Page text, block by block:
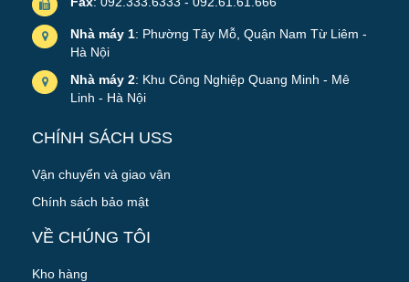
Nhà máy 1: Phường Tây Mỗ, Quận Nam Từ Liêm -
Hà Nội
Nhà máy 2: Khu Công Nghiệp Quang Minh - Mê
Linh - Hà Nội
CHÍNH SÁCH USS
Vận chuyển và giao vận
Chính sách bảo mật
VỀ CHÚNG TÔI
Kho hàng